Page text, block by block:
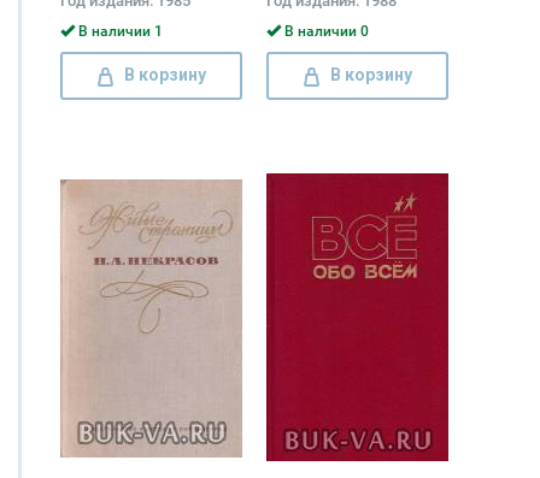
В наличии 1
В корзину
Рязанов, М. Меньшов, В.
Волошин, Олег Сарин, М.
Скоромный, А. Кучеров,
А. Шестернев, Павел
Кузнецов, А. Пястолов
В наличии 0
В корзину